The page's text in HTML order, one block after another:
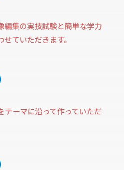
編集の実技試験と簡単な学力
ていただきます。
テーマに沿って作っていただ